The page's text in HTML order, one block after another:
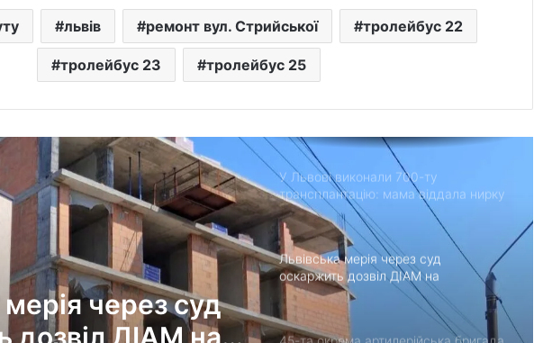
львів ремонт вул. Стрийської тролейбус 22
тролейбус 23 тролейбус 25
через суд
дозвіл ДІАМ на
“Поки дозволяє здоров’я –
залишатимусь у строю”: історія
прикордонника Ярослава з 7
прикордонного загону
мораторій на російськомовний
У Львові виконали 700-ту
трансплантацію: мама віддала нирку
27-річному синові
Львівська мерія через суд
оскаржить дозвіл ДІАМ на
будівництво на вул. Олесницького